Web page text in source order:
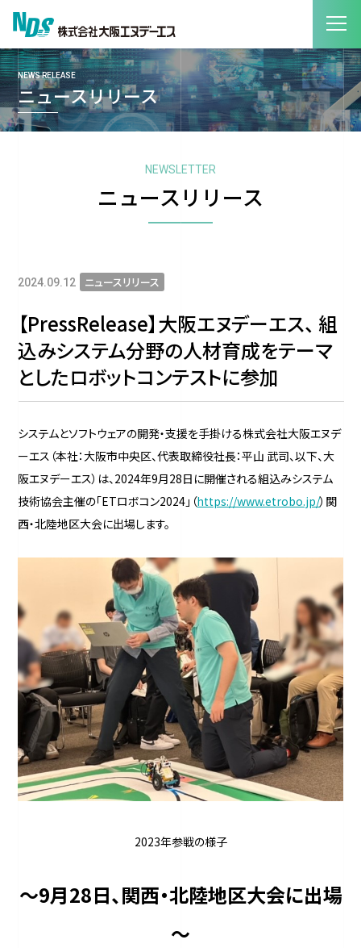
NEWS RELEASE
ニュースリリース
NEWSLETTER
ニュースリリース
2024.09.12 ニュースリリース
【PressRelease】大阪エヌデーエス、 組
込みシステム分野の人材育成をテーマ
としたロボットコンテストに参加
システムとソフトウェアの開発・支援を手掛ける株式会社大阪エヌデ
ーエス（本社：大阪市中央区、代表取締役社長：平山 武司、以下、大
阪エヌデーエス）は、2024年9月28日に開催される組込みシステム
技術協会主催の「ETロボコン2024」（https://www.etrobo.jp/）関
西・北陸地区大会に出場します。
2023年参戦の様子
～9月28日、関西・北陸地区大会に出場
～